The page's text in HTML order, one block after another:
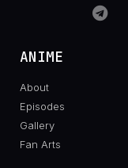
ANIME
About
Episodes
Gallery
Fan Arts